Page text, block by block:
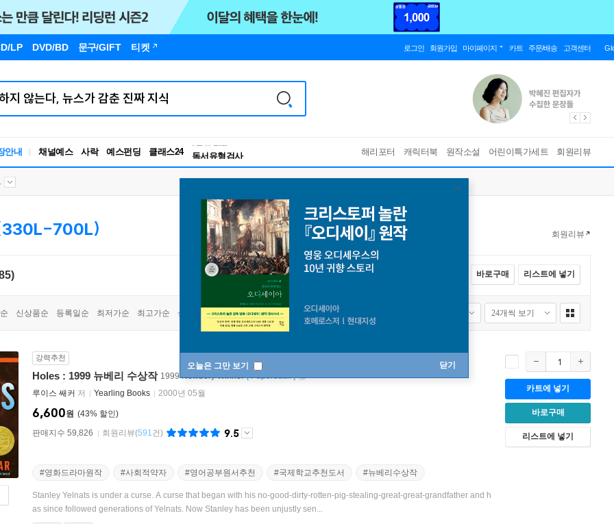
LP DVD/BD 문구/GIFT 티켓 로그인 회원가입 마이페이지 카트 주문/배송 고객센터
안내 채널예스 사락 예스펀딩 클래스24
독서유형검사
해리포터 캐릭터북 원작소설 어린이특가세트 회원리뷰
오늘은 그만 보기 닫기
700L) 회원리뷰
전체선택 바로구매 리스트에 넣기
신상품순 등록일순 최저가순 최고가순 상품명순
강력추천
Holes : 1999 뉴베리 수상작 1999 Newbery Winner [Paperback]
루이스 쌔커 저 Yearling Books 2000년 05월
43%
6,600원
판매지수 59,826
회원리뷰(591건) 9.5
#영화드라마원작 #사회적약자 #영어공부원서추천 #국제학교추천도서 #뉴베리수상작
Stanley Yelnats is under a curse. A curse that began with his no-good-dirty-rotten-pig-stealing-great-great-grandfather and h
as since followed generations of Yelnats. Now Stanley has been unjustly sen...
카트에 넣기
바로구매
리스트에 넣기